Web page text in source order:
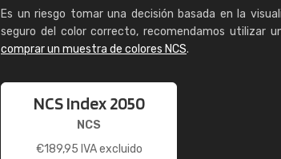
Es un riesgo tomar una decisión basada en la
seguro del color correcto, recomendamos utilizar
comprar un muestra de colores NCS.
NCS Index 2050
NCS
€189,95 IVA excluido